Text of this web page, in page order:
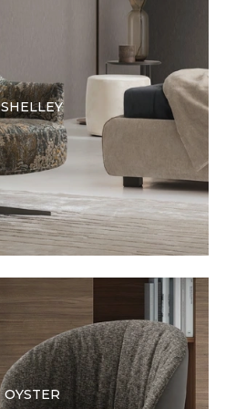
SHELLEY
OYSTER